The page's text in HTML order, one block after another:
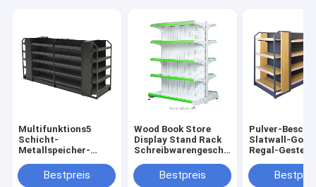
Multifunktions5
Schicht-
Metallspeicher-
Supermarkt-Regal
für
Bestpreis
Wood Book Store
Display Stand Rack
Schreibwarengeschäft
Pulverbeschichtung
Bestpreis
Pulver-
Slatwall-
Regal-Gestell-
beansprucht
Systeme stark